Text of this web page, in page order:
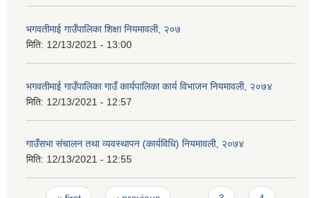
भगवतीमाई गाउँपालिका शिक्षा नियमावली, २०७
मिति: 12/13/2021 - 13:00
भगवतीमाई गाउँपालिका गाउँ कार्यपालिका कार्य विभाजन नियमावली, २०७४
मिति: 12/13/2021 - 12:57
गाउँसभा संचालन तथा व्यवस्थापन (कार्यविधि) नियमावली, २०७४
मिति: 12/13/2021 - 12:55